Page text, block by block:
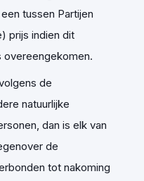
tussen Partijen
prijs indien dit
overeengekomen.
de
natuurlijke
dan is elk van
de
tot nakoming